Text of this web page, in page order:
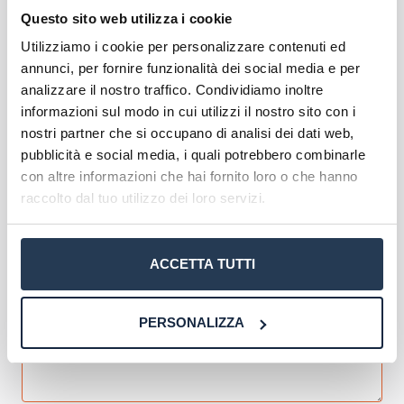
Questo sito web utilizza i cookie
Utilizziamo i cookie per personalizzare contenuti ed
annunci, per fornire funzionalità dei social media e per
analizzare il nostro traffico. Condividiamo inoltre
informazioni sul modo in cui utilizzi il nostro sito con i
nostri partner che si occupano di analisi dei dati web,
pubblicità e social media, i quali potrebbero combinarle
con altre informazioni che hai fornito loro o che hanno
raccolto dal tuo utilizzo dei loro servizi.
ACCETTA TUTTI
PERSONALIZZA
Inoltre, le Certificazioni Informatiche eCampus
sonoriconosciute dal MIURe consentono di:
aumentare il punteggioper la valutazione dei
titoli di accesso ai concorsi e alle graduatorie, sia
per il personale docente che ATA (punteggioGPS
+0,5 punti); presentarsi ai colloqui con un
curriculum efficace e qualifiche adeguate
proporsi in ambito lavorativo con
formazione obbligatoria.